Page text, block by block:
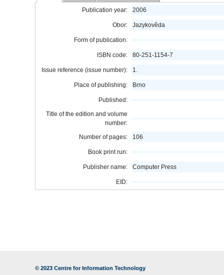
Publication year: 2006
Obor: Jazykověda
Form of publication:
ISBN code: 80-251-1154-7
Issue reference (issue number): 1.
Place of publishing: Brno
Published:
Title of the edition and volume
number:
Number of pages:
106
Book print run:
Publisher name: Computer Press
EID:
© 2023 Centre for Information Technology